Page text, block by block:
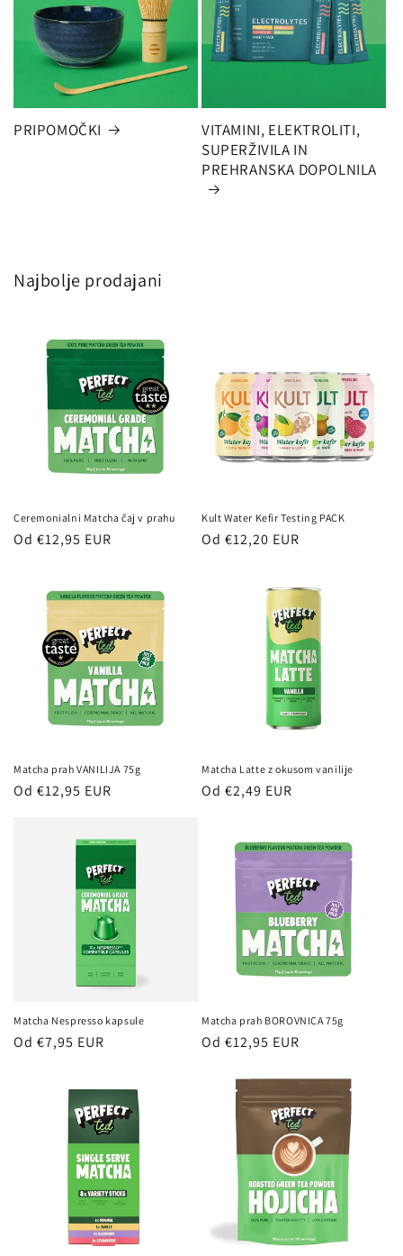
PRIPOMOČKI
VITAMINI, ELEKTROLITI,
SUPERŽIVILA IN
PREHRANSKA DOPOLNILA
Najbolje prodajani
Ceremonialni Matcha čaj v prahu
Redna
Od €12,95 EUR
Kult Water Kefir Testing PACK
Redna
Od €12,20 EUR
Matcha prah VANILIJA 75g
Redna
Od €12,95 EUR
Matcha Latte z okusom vanilije
Redna
Od €2,49 EUR
Matcha Nespresso kapsule
Redna
Od €7,95 EUR
Matcha prah BOROVNICA 75g
Redna
Od €12,95 EUR